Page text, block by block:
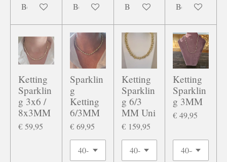
Bekijk details Bekijk details Bekijk details Bekijk details
Ketting
Sparklin
g 3x6 /
8x3MM
€ 59,95
Sparklin
g
Ketting
6/3MM
€ 69,95
Ketting
Sparklin
g 6/3
MM Uni
€ 159,95
Ketting
Sparklin
g 3MM
€ 49,95